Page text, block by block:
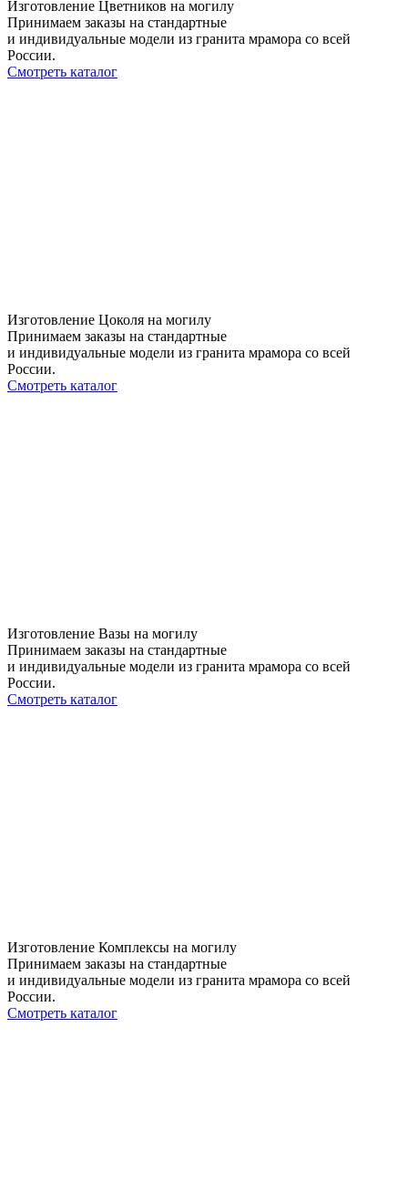
Изготовление Цветников на могилу
Принимаем заказы на стандартные
и индивидуальные модели из гранита мрамора со всей
России.
Смотреть каталог
Изготовление Цоколя на могилу
Принимаем заказы на стандартные
и индивидуальные модели из гранита мрамора со всей
России.
Смотреть каталог
Изготовление Вазы на могилу
Принимаем заказы на стандартные
и индивидуальные модели из гранита мрамора со всей
России.
Смотреть каталог
Изготовление Комплексы на могилу
Принимаем заказы на стандартные
и индивидуальные модели из гранита мрамора со всей
России.
Смотреть каталог